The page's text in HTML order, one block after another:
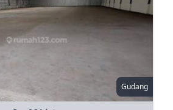
Gudang